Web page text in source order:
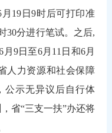
19日9时后可打印准
30分进行笔试。之后,
9日至6月11日和6月
人力资源和社会保障
公示无异议后自行体
省“三支一扶”办还将